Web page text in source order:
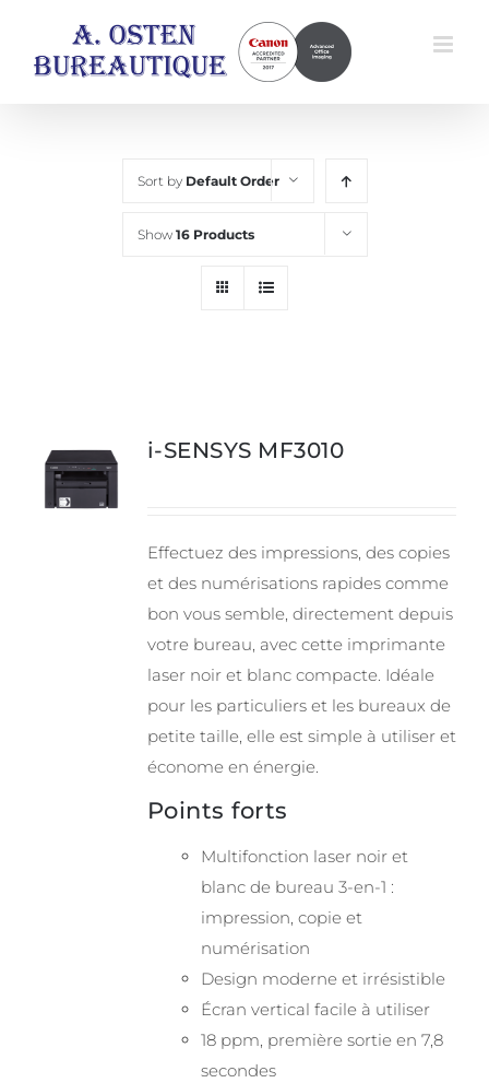
content
Sort by Default Order
Show 16 Products
i-SENSYS MF3010
Effectuez des impressions, des copies
et des numérisations rapides comme
bon vous semble, directement depuis
votre bureau, avec cette imprimante
laser noir et blanc compacte. Idéale
pour les particuliers et les bureaux de
petite taille, elle est simple à utiliser et
économe en énergie.
Points forts
Multifonction laser noir et
blanc de bureau 3-en-1 :
impression, copie et
numérisation
Design moderne et irrésistible
Écran vertical facile à utiliser
18 ppm, première sortie en 7,8
secondes